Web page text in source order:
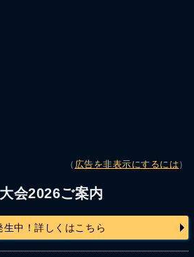
（ 広告を非表示にするには ）
会2026ご案内
生中！詳しくはこちら